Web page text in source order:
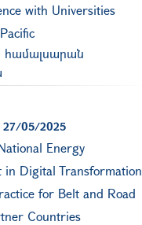
with Universities
համալսարան
27/05/2025
Energy
in Digital Transformation
for Belt and Road
Countries